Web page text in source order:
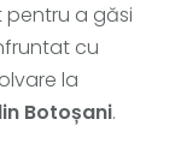
pentru a găsi
cu
la
Botoșani.